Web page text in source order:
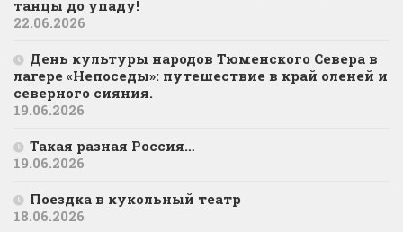
танцы до упаду!
22.06.2026
День культуры народов Тюменского Севера в
лагере «Непоседы»: путешествие в край оленей и
северного сияния.
19.06.2026
Такая разная Россия…
19.06.2026
Поездка в кукольный театр
18.06.2026